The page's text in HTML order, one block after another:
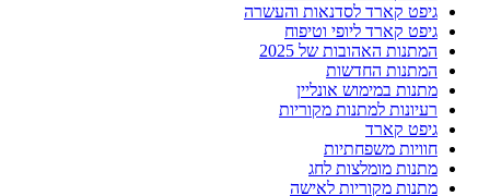
גיפט קארד לסדנאות והעשרה
גיפט קארד ליופי וטיפוח
המתנות האהובות של 2025
המתנות החדשות
מתנות במימוש אונליין
רעיונות למתנות מקוריות
גיפט קארד
חוויות משפחתיות
מתנות מומלצות לחג
מתנות מקוריות לאישה